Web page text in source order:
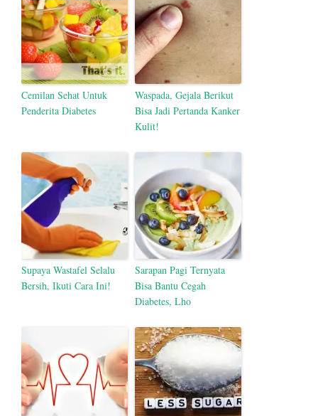
Cemilan Sehat Untuk
Penderita Diabetes
Waspada, Gejala Berikut
Bisa Jadi Pertanda Kanker
Kulit!
Supaya Wastafel Selalu
Bersih, Ikuti Cara Ini!
Sarapan Pagi Ternyata
Bisa Bantu Cegah
Diabetes, Lho